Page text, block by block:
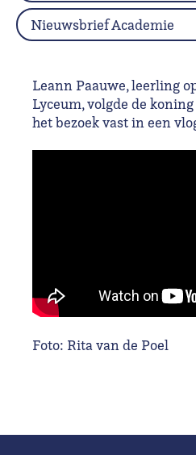
Leann Paauwe, leerling
Lyceum, volgde de
het bezoek vast in een
Foto: Rita van de Poel
Nieuwsbrief Academie